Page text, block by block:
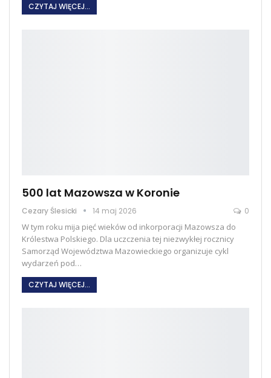
CZYTAJ WIĘCEJ...
500 lat Mazowsza w Koronie
Cezary Ślesicki 14 maj 2026 0
W tym roku mija pięć wieków od inkorporacji Mazowsza do
Królestwa Polskiego. Dla uczczenia tej niezwykłej rocznicy
Samorząd Województwa Mazowieckiego organizuje cykl
wydarzeń pod…
CZYTAJ WIĘCEJ...